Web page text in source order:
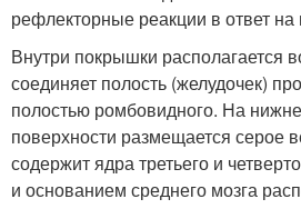
рефлекторные реакции в ответ
Внутри покрышки располагается
соединяет полость (желудочек)
полостью ромбовидного. На
поверхности размещается серое
содержит ядра третьего и
и основанием среднего мозга